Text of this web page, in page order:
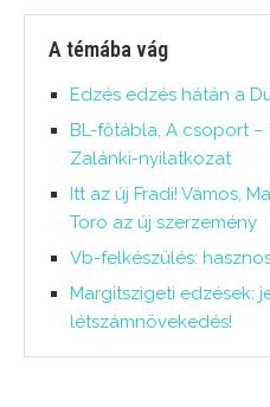
A témába vág
Edzés edzés hátán a
BL-főtábla, A csoport –
Zalánki-nyilatkozat
Itt az új Fradi! Vámos,
Toro az új szerzemény
Vb-felkészülés:
Margitszigeti edzések:
létszámnövekedés!